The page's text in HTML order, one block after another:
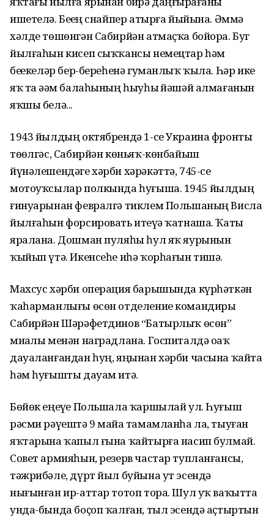
ишетелә. Беҙҙең снайпер атырға йыйына. Әммә
хәлде төшөнгән Сабирйән атмаҫҡа бойора. Буг
йылғаһын кисеп сыҡҡансы немецтар һәм
беҙҙекеләр бер-береһенә гуманлыҡ ҡыла. Һәр ике
яҡ та әҙәм балаһының һыуһыҙ йәшәй алмағанын
яҡшы белә...
1943 йылдың октябрендә 1-се Украина фронты
төҙөлгәс, Сабирйән көньяҡ-көнбайыш
йүнәлешендәге хәрби хәрәкәттә, 745-се
мотоуҡсылар полкында һуғыша. 1945 йылдың
ғинуарынан февралгә тиклем Польшаның Висла
йылғаһын форсировать итеүҙә ҡатнаша. Ҡаты
яралана. Дошман пуляһы һул яҡ яурынын
ҡыйып үтә. Икенсеһе иһә ҡорһағын тишә.
Махсус хәрби операция барышында күрһәткән
ҡаһарманлығы өсөн отделение командиры
Сабирйән Шәрәфетдинов “Батырлыҡ өсөн”
миҙалы менән наградлана. Госпиталдә оҙаҡ
дауаланғандан һуң, яңынан хәрби часына ҡайта
һәм һуғышты дауам итә.
Бөйөк еңеүҙе Польшала ҡаршылай ул. Һуғыш
рәсми рәүештә 9 майҙа тамамланһа ла, тыуған
яҡтарына ҡапыл ғына ҡайтырға насип булмай.
Совет армияһын, резерв частар тупланғансы,
тәжрибәле, дүрт йыл буйына ут эсендә
нығынған ир-аттар тотоп тора. Шул уҡ ваҡытта
унда-бында боҫоп ҡалған, тыл эсендә аҫтыртын